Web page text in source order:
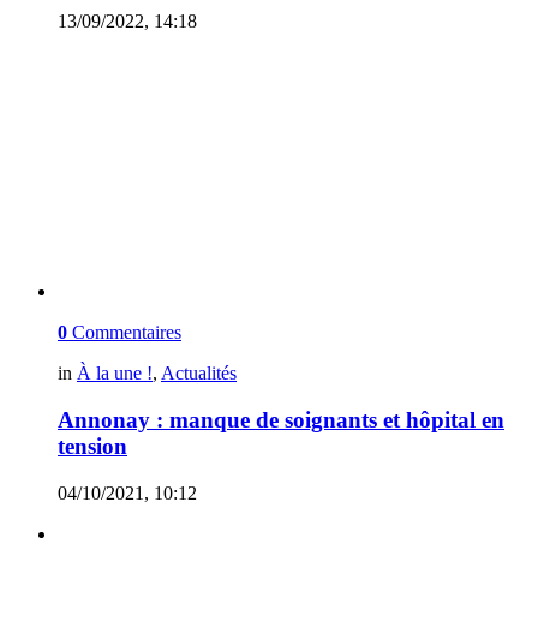
13/09/2022, 14:18
0 Commentaires
in À la une !, Actualités
Annonay : manque de soignants et hôpital en
tension
04/10/2021, 10:12